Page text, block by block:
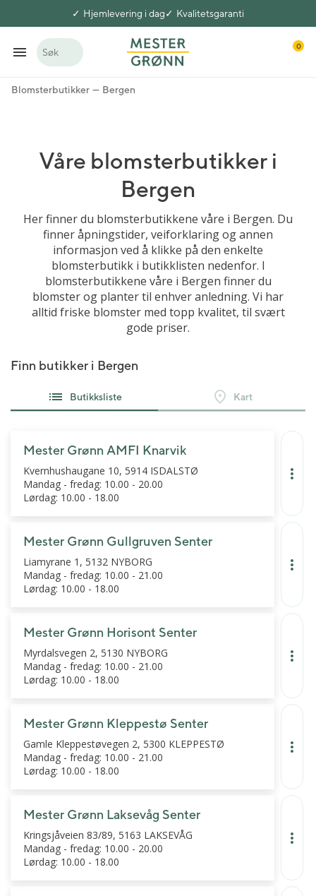
Hjemlevering i dag Kvalitetsgaranti
Søk
0
Blomsterbutikker Bergen
Våre blomsterbutikker i
Bergen
Her finner du blomsterbutikkene våre i Bergen. Du
finner åpningstider, veiforklaring og annen
informasjon ved å klikke på den enkelte
blomsterbutikk i butikklisten nedenfor. I
blomsterbutikkene våre i Bergen finner du
blomster og planter til enhver anledning. Vi har
alltid friske blomster med topp kvalitet, til svært
gode priser.
Finn butikker i Bergen
Butikksliste Kart
Mester Grønn AMFI Knarvik
Kvernhushaugane 10, 5914 ISDALSTØ
Mandag - fredag: 10.00 - 20.00
Lørdag: 10.00 - 18.00
Mester Grønn Gullgruven Senter
Liamyrane 1, 5132 NYBORG
Mandag - fredag: 10.00 - 21.00
Lørdag: 10.00 - 18.00
Mester Grønn Horisont Senter
Myrdalsvegen 2, 5130 NYBORG
Mandag - fredag: 10.00 - 21.00
Lørdag: 10.00 - 18.00
Mester Grønn Kleppestø Senter
Gamle Kleppestøvegen 2, 5300 KLEPPESTØ
Mandag - fredag: 10.00 - 21.00
Lørdag: 10.00 - 18.00
Mester Grønn Laksevåg Senter
Kringsjåveien 83/89, 5163 LAKSEVÅG
Mandag - fredag: 10.00 - 20.00
Lørdag: 10.00 - 18.00